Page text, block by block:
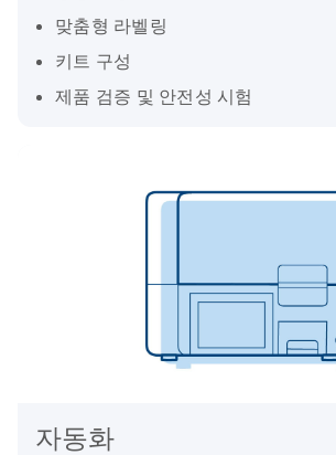
맞춤형 라벨링
키트 구성
제품 검증 및 안전성 시험
자동화